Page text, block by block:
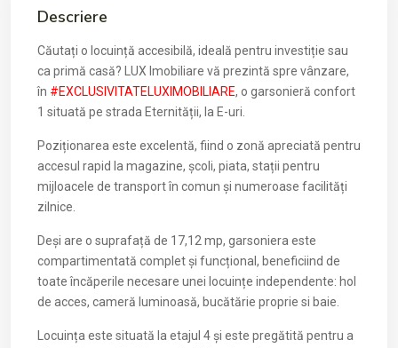
Descriere
Căutați o locuință accesibilă, ideală pentru investiție sau
ca primă casă? LUX Imobiliare vă prezintă spre vânzare,
în #EXCLUSIVITATELUXIMOBILIARE, o garsonieră confort
1 situată pe strada Eternității, la E-uri.
Poziționarea este excelentă, fiind o zonă apreciată pentru
accesul rapid la magazine, școli, piata, stații pentru
mijloacele de transport în comun și numeroase facilități
zilnice.
Deși are o suprafață de 17,12 mp, garsoniera este
compartimentată complet și funcțional, beneficiind de
toate încăperile necesare unei locuințe independente: hol
de acces, cameră luminoasă, bucătărie proprie si baie.
Locuința este situată la etajul 4 și este pregătită pentru a